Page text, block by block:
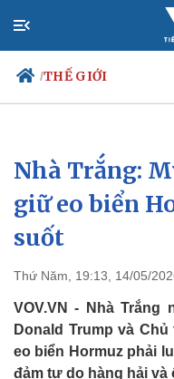
/THẾ GIỚI
Chính trị
Đảng
Tổ chức nhân sự
Quốc hội
Nhà Trắng:
giữ eo biển
suốt
Thứ Năm, 19:13, 14/05/
VOV.VN - Nhà Trắng
Donald Trump và
eo biển Hormuz phải
đảm tự do hàng hải